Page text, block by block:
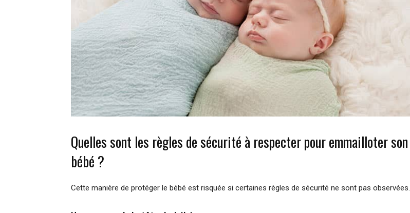
Quelles sont les règles de sécurité à respecter pour emmailloter son
bébé ?
Cette manière de protéger le bébé est risquée si certaines règles de sécurité ne sont pas observées.